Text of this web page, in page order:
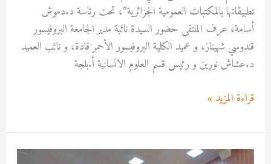
تطبيقاتها بالمكتبات العمومية الجزائرية”، تحت رئاسة د.دموش
أسامة، عرف الملتقى حضور السيدة نائبة مدير الجامعة البروفيسور
قندوسي شهيناز، و عميد الكلية البروفيسور الأحمر قادة، و نائب العميد
د.عشاش نورين و رئيس قسم العلوم الانسانية أ.بلجة
قراءة المزيد »
إنطلاق